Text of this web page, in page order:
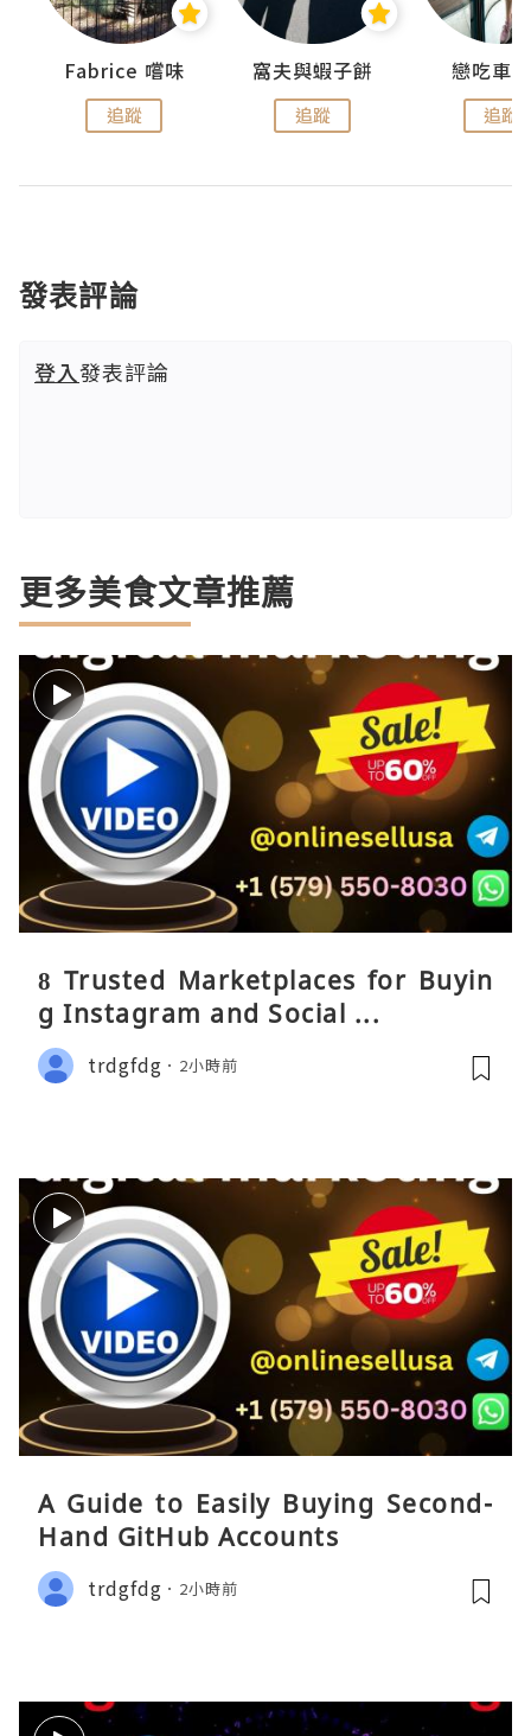
Fabrice 嚐味
追蹤
窩夫與蝦子餅
追蹤
戀吃車
追蹤
發表評論
登入發表評論
更多美食文章推薦
8 Trusted Marketplaces for Buyin
g Instagram and Social ...
trdgfdg 2小時前
A Guide to Easily Buying Second-
Hand GitHub Accounts
trdgfdg 2小時前